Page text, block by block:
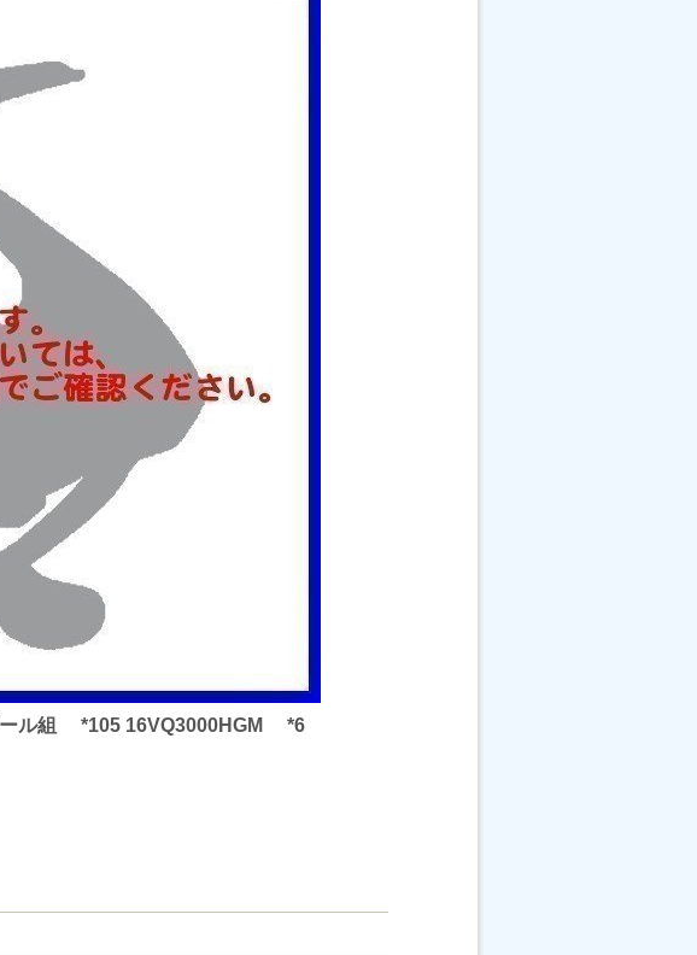
ール組 *105 16VQ3000HGM *6